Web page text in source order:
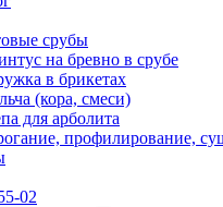
срубы
на бревно в срубе
в брикетах
(кора, смеси)
для арболита
профилирование,
02